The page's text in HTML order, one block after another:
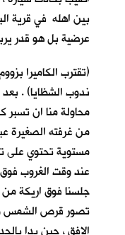
بين اهله في قرية
عرضية بل هو قدر
(تقترب الكاميرا
ندوب الشظايا) .
محاولة منا ان تسبر
من غرفته الصغيرة
مستوية تحتوي
عند وقت الغروب
جلسنا فوق اريكة من
تصور قرص الشمس